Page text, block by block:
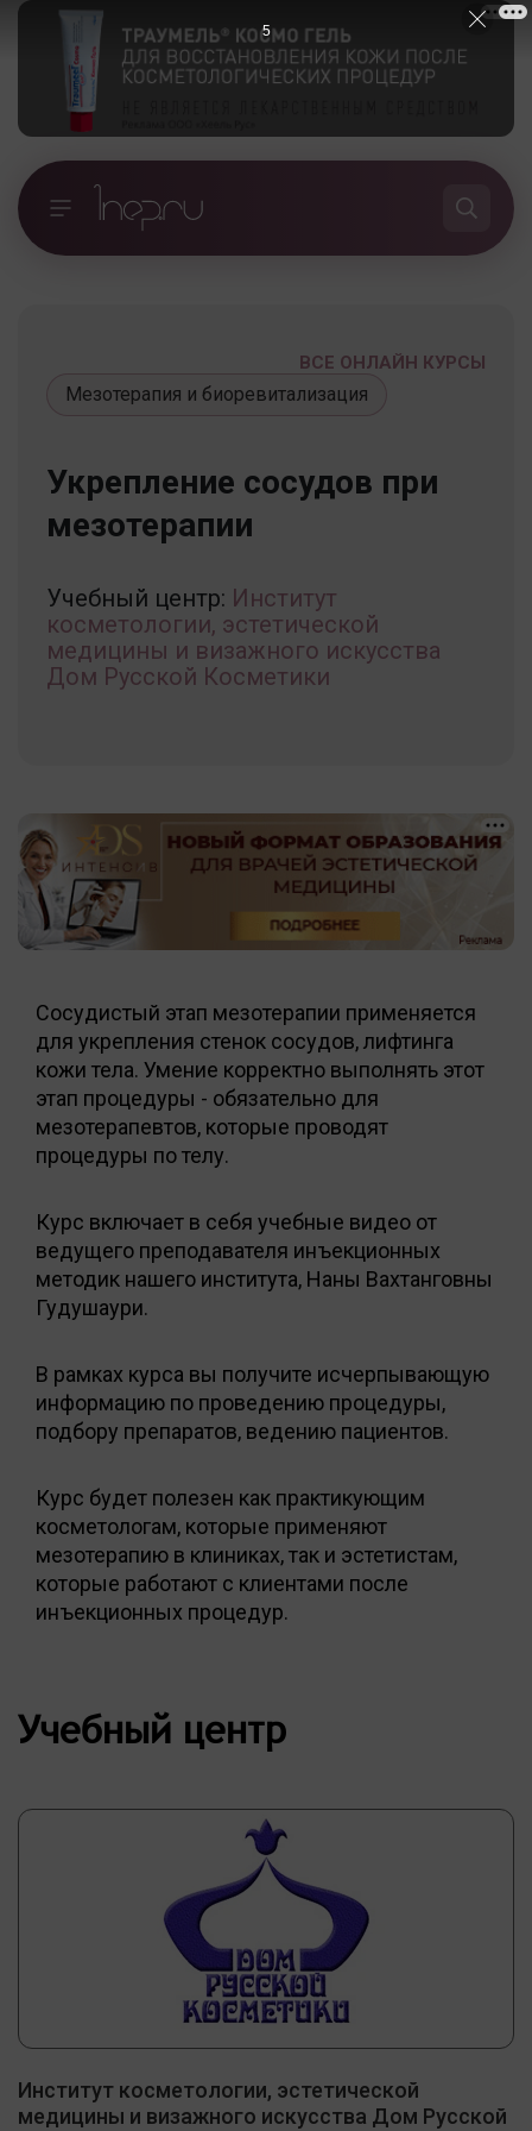
ВСЕ ОНЛАЙН КУРСЫ
Мезотерапия и биоревитализация
Укрепление сосудов при
мезотерапии
Учебный центр: Институт
косметологии, эстетической
медицины и визажного искусства
Дом Русской Косметики
Сосудистый этап мезотерапии применяется
для укрепления стенок сосудов, лифтинга
кожи тела. Умение корректно выполнять этот
этап процедуры - обязательно для
мезотерапевтов, которые проводят
процедуры по телу.
Курс включает в себя учебные видео от
ведущего преподавателя инъекционных
методик нашего института, Наны Вахтанговны
Гудушаури.
В рамках курса вы получите исчерпывающую
информацию по проведению процедуры,
подбору препаратов, ведению пациентов.
Курс будет полезен как практикующим
косметологам, которые применяют
мезотерапию в клиниках, так и эстетистам,
которые работают с клиентами после
инъекционных процедур.
Учебный центр
Институт косметологии, эстетической
медицины и визажного искусства Дом Русской
5